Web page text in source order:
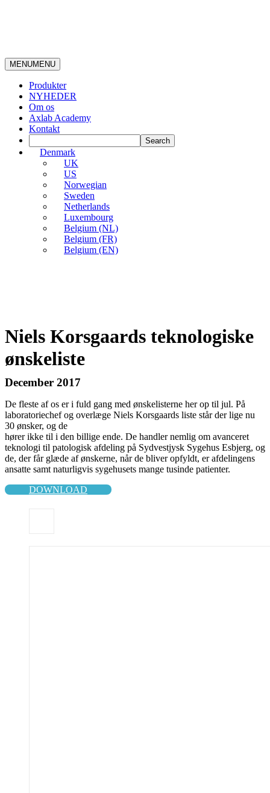
MENUMENU
Produkter
NYHEDER
Om os
Axlab Academy
Kontakt
Denmark
UK
US
Norwegian
Sweden
Netherlands
Luxembourg
Belgium (NL)
Belgium (FR)
Belgium (EN)
Niels Korsgaards teknologiske
ønskeliste
December 2017
De fleste af os er i fuld gang med ønskelisterne her op til jul. På
laboratoriechef og overlæge Niels Korsgaards liste står der lige nu
30 ønsker, og de
hører ikke til i den billige ende. De handler nemlig om avanceret
teknologi til patologisk afdeling på Sydvestjysk Sygehus Esbjerg, og
de, der får glæde af ønskerne, når de bliver opfyldt, er afdelingens
ansatte samt naturligvis sygehusets mange tusinde patienter.
DOWNLOAD